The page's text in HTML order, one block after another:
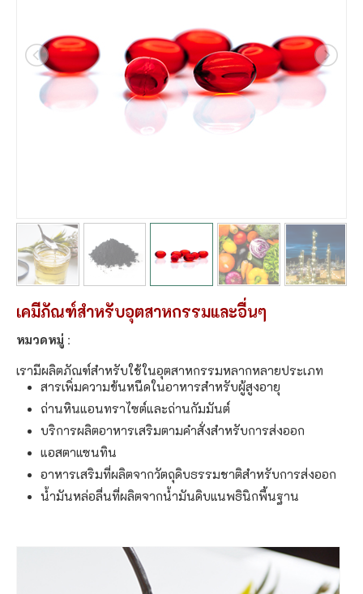
เคมีภัณฑ์สำหรับอุตสาหกรรมและอื่นๆ
หมวดหมู่ :
เรามีผลิตภัณฑ์สำหรับใช้ในอุตสาหกรรมหลากหลายประเภท
สารเพิ่มความข้นหนืดในอาหารสำหรับผู้สูงอายุ
ถ่านหินแอนทราไซต์และถ่านกัมมันต์
บริการผลิตอาหารเสริมตามคำสั่งสำหรับการส่งออก
แอสตาแซนทิน
อาหารเสริมที่ผลิตจากวัตถุดิบธรรมชาติสำหรับการส่งออก
น้ำมันหล่อลื่นที่ผลิตจากน้ำมันดิบแนพธินิกพื้นฐาน